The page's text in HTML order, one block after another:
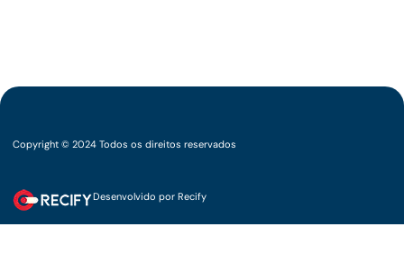
Copyright © 2024 Todos os direitos reservados
Desenvolvido por Recify